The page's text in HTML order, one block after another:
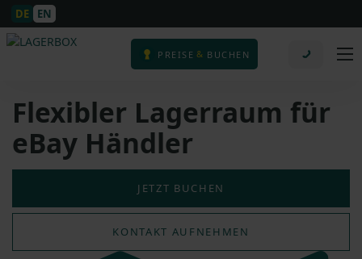
DE EN
PREISE & BUCHEN
Flexibler Lagerraum für
eBay Händler
JETZT BUCHEN
KONTAKT AUFNEHMEN